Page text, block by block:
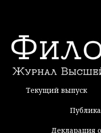
Текущий выпуск
Декларация